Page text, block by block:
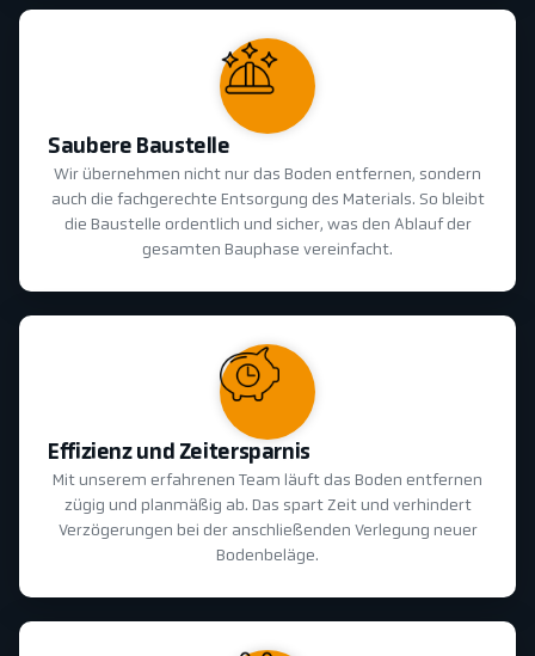
Saubere Baustelle
Wir übernehmen nicht nur das Boden entfernen, sondern
auch die fachgerechte Entsorgung des Materials. So bleibt
die Baustelle ordentlich und sicher, was den Ablauf der
gesamten Bauphase vereinfacht.
Effizienz und Zeitersparnis
Mit unserem erfahrenen Team läuft das Boden entfernen
zügig und planmäßig ab. Das spart Zeit und verhindert
Verzögerungen bei der anschließenden Verlegung neuer
Bodenbeläge.